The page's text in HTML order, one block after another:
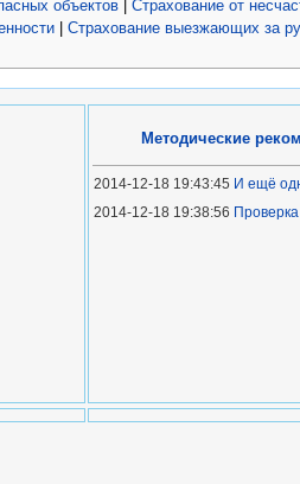
объектов Страхование от
Страхование выезжающих за
Методические
2014-12-18 19:43:45 И ещё
2014-12-18 19:38:56